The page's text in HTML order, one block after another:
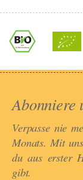
Abonniere
Verpasse nie
Monats. Mit
du aus erster
gibt.​